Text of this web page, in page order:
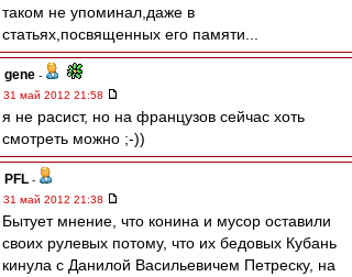
таком не упоминал,даже в
статьях,посвященных его памяти...
gene -
31 май 2012 21:58
я не расист, но на французов сейчас хоть
смотреть можно ;-))
PFL -
31 май 2012 21:38
Бытует мнение, что конина и мусор оставили
своих рулевых потому, что их бедовых Кубань
кинула с Данилой Васильевичем Петреску, на